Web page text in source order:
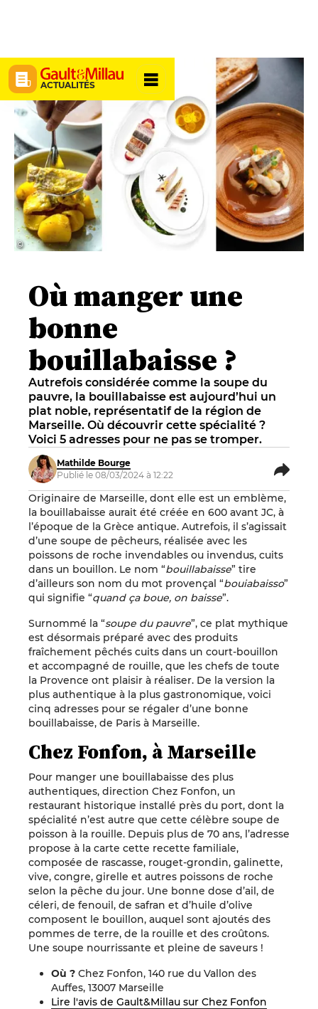
ACTUALITÉS
© ‎
Où manger une
bonne
bouillabaisse ?
Autrefois considérée comme la soupe du
pauvre, la bouillabaisse est aujourd’hui un
plat noble, représentatif de la région de
Marseille. Où découvrir cette spécialité ?
Voici 5 adresses pour ne pas se tromper.
Mathilde Bourge
Publié le 08/03/2024 à 12:22
Originaire de Marseille, dont elle est un emblème,
la bouillabaisse aurait été créée en 600 avant JC, à
l’époque de la Grèce antique. Autrefois, il s’agissait
d’une soupe de pêcheurs, réalisée avec les
poissons de roche invendables ou invendus, cuits
dans un bouillon. Le nom “bouillabaisse” tire
d’ailleurs son nom du mot provençal “bouiabaisso”
qui signifie “quand ça boue, on baisse”.
Surnommé la “soupe du pauvre”, ce plat mythique
est désormais préparé avec des produits
fraîchement pêchés cuits dans un court-bouillon
et accompagné de rouille, que les chefs de toute
la Provence ont plaisir à réaliser. De la version la
plus authentique à la plus gastronomique, voici
cinq adresses pour se régaler d’une bonne
bouillabaisse, de Paris à Marseille.
Chez Fonfon, à Marseille
Pour manger une bouillabaisse des plus
authentiques, direction Chez Fonfon, un
restaurant historique installé près du port, dont la
spécialité n’est autre que cette célèbre soupe de
poisson à la rouille. Depuis plus de 70 ans, l’adresse
propose à la carte cette recette familiale,
composée de rascasse, rouget-grondin, galinette,
vive, congre, girelle et autres poissons de roche
selon la pêche du jour. Une bonne dose d’ail, de
céleri, de fenouil, de safran et d’huile d’olive
composent le bouillon, auquel sont ajoutés des
pommes de terre, de la rouille et des croûtons.
Une soupe nourrissante et pleine de saveurs !
Où ? Chez Fonfon, 140 rue du Vallon des
Auffes, 13007 Marseille
Lire l'avis de Gault&Millau sur Chez Fonfon